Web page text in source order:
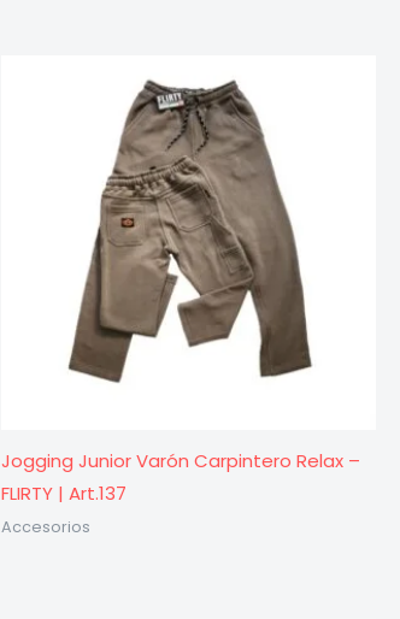
Jogging Junior Varón Carpintero Relax –
FLIRTY | Art.137
Accesorios